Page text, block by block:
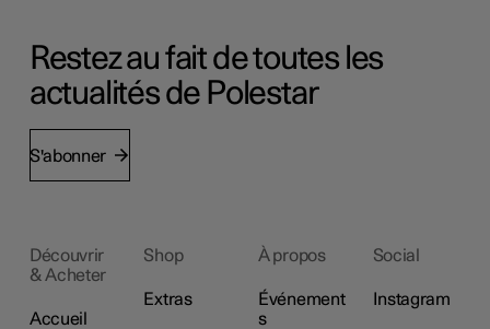
Restez au fait de toutes les
actualités de Polestar
S'abonner
Découvrir
& Acheter
Accueil
Shop
Extras
À propos
Événement
s
Social
Instagram